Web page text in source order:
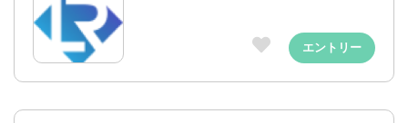
エントリー